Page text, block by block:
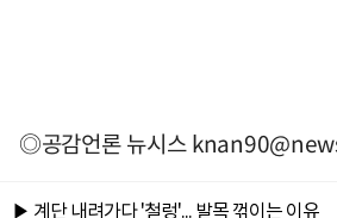
◎공감언론 뉴시스